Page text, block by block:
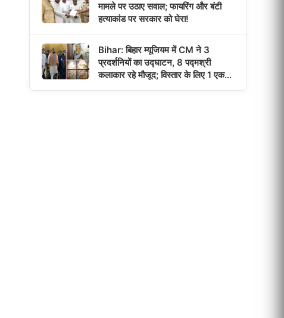
मामले पर उठाए सवाल; फायरिंग और बंटी
हत्याकांड पर सरकार को घेरा!
Bihar: बिहार म्यूजियम में CM ने 3
प्रदर्शनियों का उद्घाटन, 8 पद्मश्री
कलाकार रहे मौजूद; विस्तार के लिए 1 एकड़
जमीन मिली!